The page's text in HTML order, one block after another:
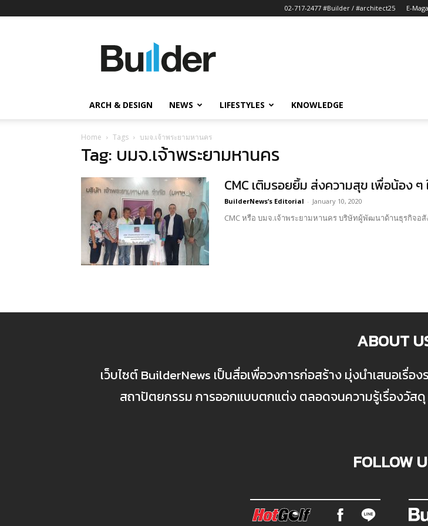
02-717-2477 #Builder / #architect25 E-
ข่าว
ก่อสร้าง
ARCH & DESIGN NEWS LIFESTYLES KNOWLEDGE
Home Tags บมจ.เจ้าพระยามหานคร
Tag: บมจ.เจ้าพระยามหานคร
CMC เติมรอยยิ้ม ส่งความสุข เพื่อน้อง ๆ
BuilderNews’s Editorial - January 10, 2020
CMC หรือ บมจ.เจ้าพระยามหานคร บริษัทผู้พัฒนาด้านธุรกิจอ
ABOUT
เว็บไซต์ BuilderNews เป็นสื่อเพื่อวงการก่อสร้าง มุ่งนำเสนอเ
สถาปัตยกรรม การออกแบบตกแต่ง ตลอดจนความรู้เรื่องวัส
FOLLOW